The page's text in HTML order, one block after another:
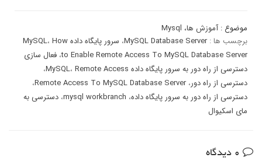
موضوع :آموزش ها، Mysql
برچسب ها :MySQL Database Server، سرور پایگاه داده MySQL ، How
to Enable Remote Access To MySQL Database Server، فعال سازی
دسترسی از راه دور به سرور پایگاه داده MySQL
، Remote Access
،
دسترسی از راه دور،Remote Access To MySQL Database Server،
دسترسی از راه دور به سرور پایگاه داده، mysql workbranch، دسترسی به
مای اسکیوال